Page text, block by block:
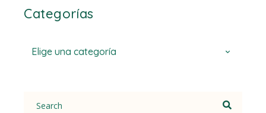
Categorías
Elige una categoría
for: